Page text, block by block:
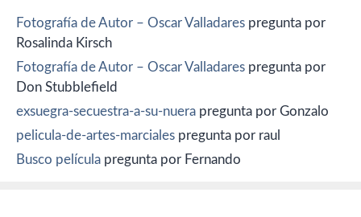
Fotografía de Autor – Oscar Valladares pregunta por
Rosalinda Kirsch
Fotografía de Autor – Oscar Valladares pregunta por
Don Stubblefield
exsuegra-secuestra-a-su-nuera pregunta por Gonzalo
pelicula-de-artes-marciales pregunta por raul
Busco película pregunta por Fernando